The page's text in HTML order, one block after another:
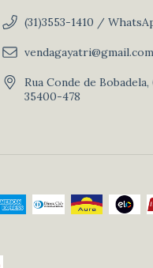
(31)3553-1410 /
vendagayatri@gmail.com
Rua Conde de
35400-478